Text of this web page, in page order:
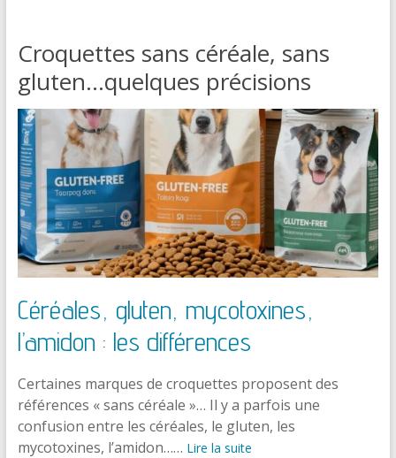
Croquettes sans céréale, sans
gluten…quelques précisions
Céréales, gluten, mycotoxines,
l’amidon : les différences
Certaines marques de croquettes proposent des
références « sans céréale »… Il y a parfois une
confusion entre les céréales, le gluten, les
mycotoxines, l’amidon…… Lire la suite